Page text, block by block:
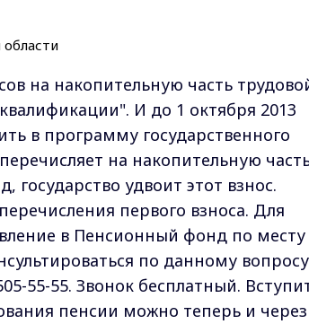
на накопительную часть
И до 1 октября 2013
в программу государственного
на накопительную
государство удвоит этот взнос.
первого взноса. Для
в Пенсионный фонд по месту
по данному вопросу
55-55. Звонок бесплатный.
пенсии можно теперь и через